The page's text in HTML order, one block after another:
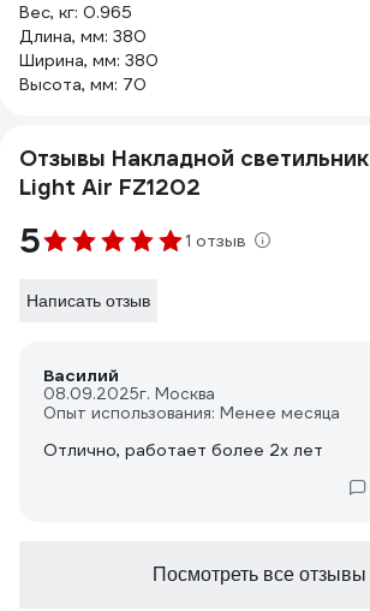
Вес, кг: 0.965
Длина, мм: 380
Ширина, мм: 380
Высота, мм: 70
Отзывы Накладной
Light Air FZ1202
5 1 отзыв
Написать отзыв
Василий
08.09.2025г. Москва
Опыт использования: Менее месяца
Отлично, работает более 2х лет
Посмотреть все отзывы